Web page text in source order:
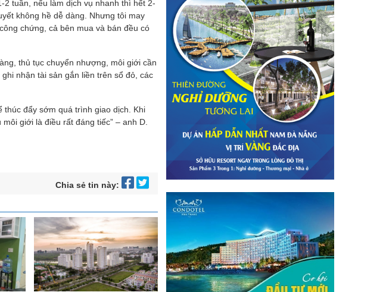
tuần, nếu làm dịch vụ nhanh thì hết 2-
không hề dễ dàng. Nhưng tôi may
chứng, cả bên mua và bán đều có
thủ tục chuyển nhượng, môi giới cần
nhận tài sản gắn liền trên sổ đỏ, các
thúc đẩy sớm quá trình giao dịch. Khi
giới là điều rất đáng tiếc” – anh D.
Chia sẻ tin này: